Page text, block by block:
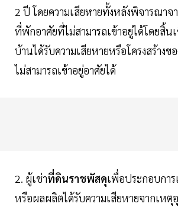
2 ปี โดยความเสียหายทั้งหลังพิจารณาจ
ที่พักอาศัยที่ไม่สามารถเข้าอยู่ได้โดยสิ้น
บ้านได้รับความเสียหายหรือโครงสร้างข
ไม่สามารถเข้าอยู่อาศัยได้
2. ผู้เช่าที่ดินราชพัสดุเพื่อประกอบกา
หรือผลผลิตได้รับความเสียหายจากเหตุ